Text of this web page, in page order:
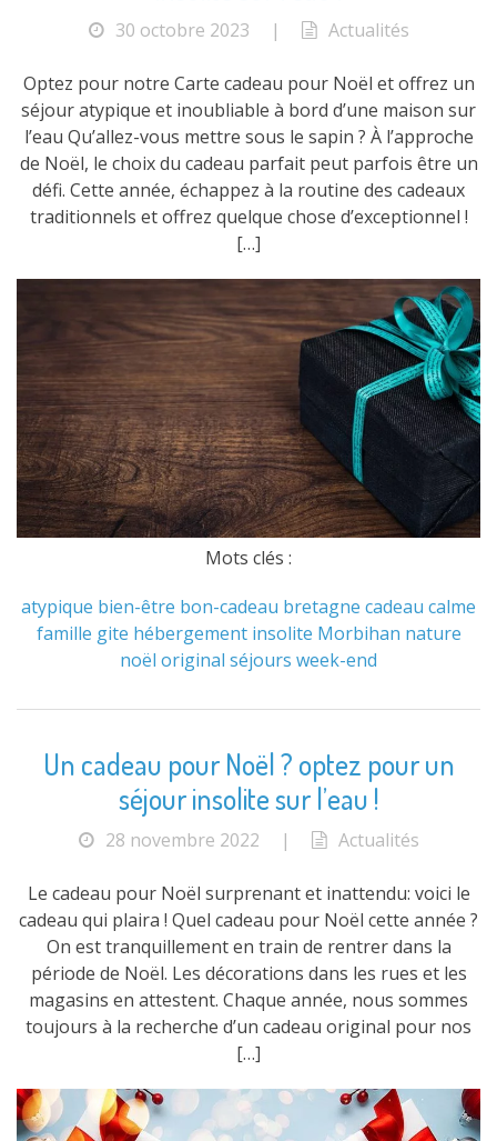
30 octobre 2023 | Actualités
Optez pour notre Carte cadeau pour Noël et offrez un
séjour atypique et inoubliable à bord d’une maison sur
l’eau Qu’allez-vous mettre sous le sapin ? À l’approche
de Noël, le choix du cadeau parfait peut parfois être un
défi. Cette année, échappez à la routine des cadeaux
traditionnels et offrez quelque chose d’exceptionnel !
[…]
Mots clés :
atypique bien-être bon-cadeau bretagne cadeau calme
famille gite hébergement insolite Morbihan nature
noël original séjours week-end
Un cadeau pour Noël ? optez pour un
séjour insolite sur l’eau !
28 novembre 2022 | Actualités
Le cadeau pour Noël surprenant et inattendu: voici le
cadeau qui plaira ! Quel cadeau pour Noël cette année ?
On est tranquillement en train de rentrer dans la
période de Noël. Les décorations dans les rues et les
magasins en attestent. Chaque année, nous sommes
toujours à la recherche d’un cadeau original pour nos
[…]